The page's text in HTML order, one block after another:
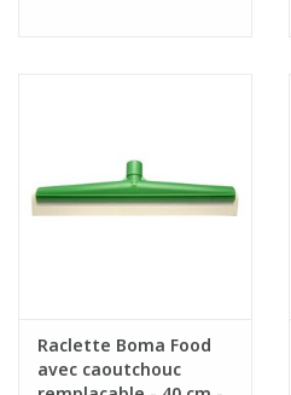
Raclette Boma Food
avec caoutchouc